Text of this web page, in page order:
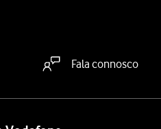
Fala connosco